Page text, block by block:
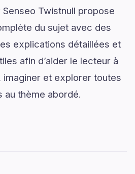
Twistnull propose
du sujet avec des
explications détaillées et
afin d’aider le lecteur à
et explorer toutes
au thème abordé.